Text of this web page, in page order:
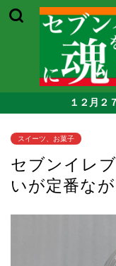
１２月２
スイーツ、お菓子
セブンイレ
いが定番な